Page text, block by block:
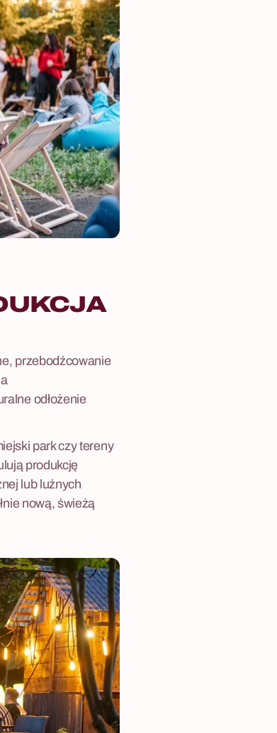
przebodźcowanie
odłożenie
park czy tereny
produkcję
lub luźnych
nową, świeżą